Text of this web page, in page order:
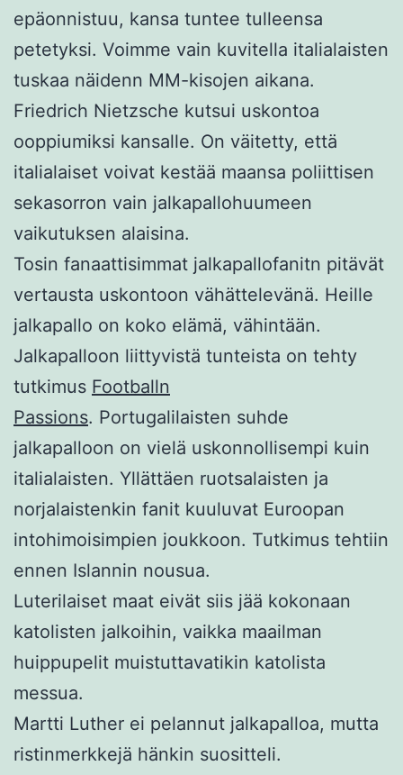
epäonnistuu, kansa tuntee tulleensa
petetyksi. Voimme vain kuvitella italialaisten
tuskaa näidenn MM-kisojen aikana.
Friedrich Nietzsche kutsui uskontoa
ooppiumiksi kansalle. On väitetty, että
italialaiset voivat kestää maansa poliittisen
sekasorron vain jalkapallohuumeen
vaikutuksen alaisina.
Tosin fanaattisimmat jalkapallofanitn pitävät
vertausta uskontoon vähättelevänä. Heille
jalkapallo on koko elämä, vähintään.
Jalkapalloon liittyvistä tunteista on tehty
tutkimus Footballn
Passions. Portugalilaisten suhde
jalkapalloon on vielä uskonnollisempi kuin
italialaisten. Yllättäen ruotsalaisten ja
norjalaistenkin fanit kuuluvat Euroopan
intohimoisimpien joukkoon. Tutkimus tehtiin
ennen Islannin nousua.
Luterilaiset maat eivät siis jää kokonaan
katolisten jalkoihin, vaikka maailman
huippupelit muistuttavatikin katolista
messua.
Martti Luther ei pelannut jalkapalloa, mutta
ristinmerkkejä hänkin suositteli.